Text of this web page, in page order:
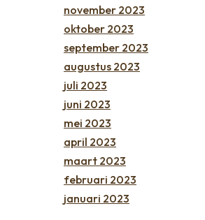
november 2023
oktober 2023
september 2023
augustus 2023
juli 2023
juni 2023
mei 2023
april 2023
maart 2023
februari 2023
januari 2023